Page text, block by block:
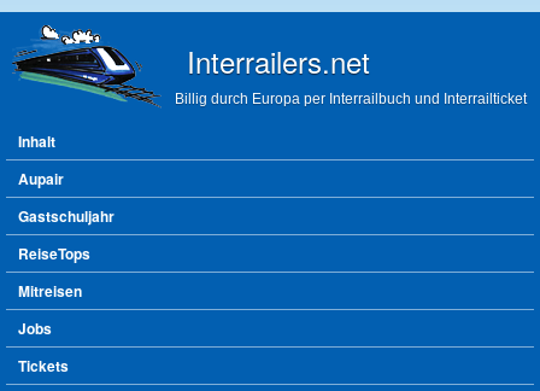
Interrailers.net
Billig durch Europa per Interrailbuch und Interrailticket
Hauptmenü
Inhalt
Aupair
Gastschuljahr
ReiseTops
Mitreisen
Jobs
Tickets